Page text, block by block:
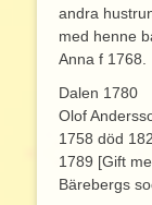
andra
med henne
Anna f 1768.
Dalen 1780
Olof
1758 död
1789 [Gift
Bärebergs